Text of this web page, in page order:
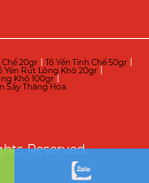
Chế 20gr| Tổ Yến Tinh Chế 50gr|
Yến Rút Lông Khô 20gr
Khô 100gr|
Sấy Thăng Hoa
Reserved.